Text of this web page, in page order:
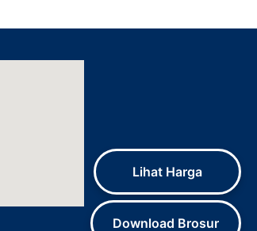
Download Brosur
Lihat Harga